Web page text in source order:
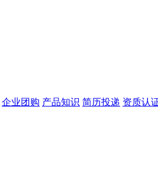
企业团购 产品知识 简历投递 资质认